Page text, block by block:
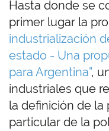
Hasta donde se
primer lugar la
industrialización
estado - Una
para Argentina”,
industriales que
la definición de la
particular de la